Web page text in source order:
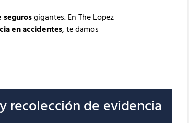
segurosgigantes. En The Lopez
en accidentes, te damos
recolección de evidencia